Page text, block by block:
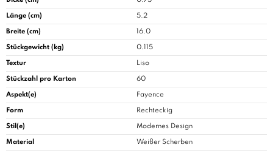
Länge (cm) 5.2
Breite (cm) 16.0
Stückgewicht (kg) 0.115
Textur Liso
Stückzahl pro Karton 60
Aspekt(e) Fayence
Form Rechteckig
Stil(e) Modernes Design
Material Weißer Scherben